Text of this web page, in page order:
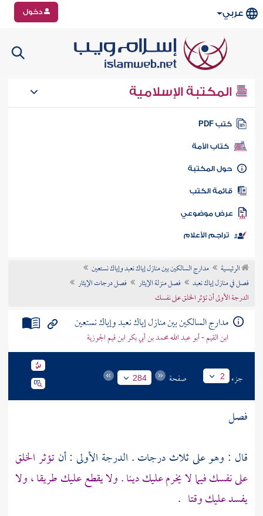
عربي دخول
المكتبة الإسلامية
كتب PDF
كتاب الأمة
المكتبة
الكتب
موضوعي
تراجم الأعلام
الرئيسية
مدارج السالكين بين منازل إياك نعبد وإياك نستعين
فصل في منازل إياك نعبد
فصل منزلة الإيثار
فصل درجات الإيثار
الدرجة الأولى أن تؤثر الخلق على نفسك
مدارج السالكين بين منازل إياك نعبد وإياك نستعين
ابن القيم - أبو عبد الله محمد بن أبي بكر ابن قيم الجوزية
جزء 2 صفحة 284
فصل
قال : وهو على ثلاث درجات . الدرجة الأولى : أنتؤثر الخلق
على نفسك فيما لا يخرم عليك دينا . ولا يقطع عليك طريقا ، ولا
يفسد عليك وقتا .